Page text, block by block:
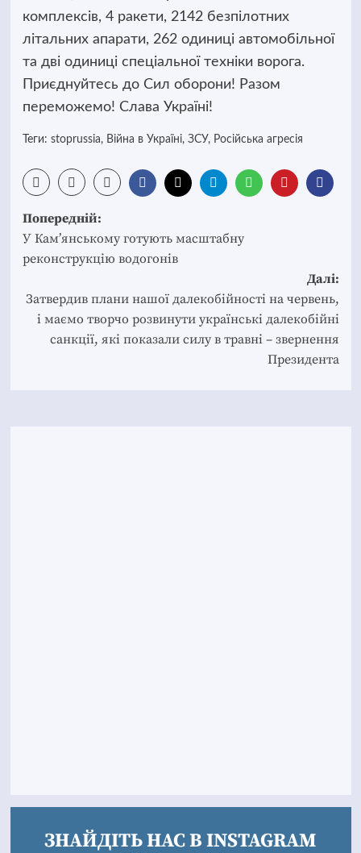
комплексів, 4 ракети, 2142 безпілотних
літальних апарати, 262 одиниці автомобільної
та дві одиниці спеціальної техніки ворога.
Приєднуйтесь до Сил оборони! Разом
переможемо! Слава Україні!
Теги: stoprussia, Війна в Україні, ЗСУ, Російська агресія
Post
navigation
Попередній:
У Кам’янському готують масштабну
реконструкцію водогонів
Далі:
Затвердив плани нашої далекобійності на червень,
і маємо творчо розвинути українські далекобійні
санкції, які показали силу в травні – звернення
Президента
ЗНАЙДІТЬ НАС В INSTAGRAM